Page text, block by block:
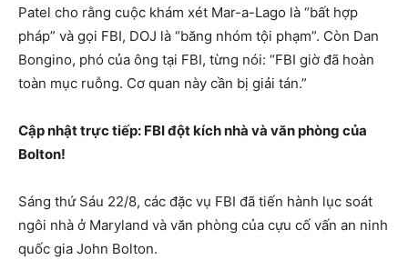
Patel cho rằng cuộc khám xét Mar-a-Lago là “bất hợp
pháp” và gọi FBI, DOJ là “băng nhóm tội phạm”. Còn Dan
Bongino, phó của ông tại FBI, từng nói: “FBI giờ đã hoàn
toàn mục ruỗng. Cơ quan này cần bị giải tán.”
Cập nhật trực tiếp: FBI đột kích nhà và văn phòng của
Bolton!
Sáng thứ Sáu 22/8, các đặc vụ FBI đã tiến hành lục soát
ngôi nhà ở Maryland và văn phòng của cựu cố vấn an ninh
quốc gia John Bolton.